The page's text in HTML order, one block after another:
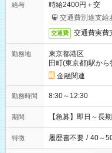
給与
時給2400円＋交
交通費別途支給
交通費 交通費実費
勤務地
東京都港区
田町(東京都)駅から
金融関連
勤務時間 8:30～12:30
期間 【急募】即日～長
特徴 履歴書不要 / 40～